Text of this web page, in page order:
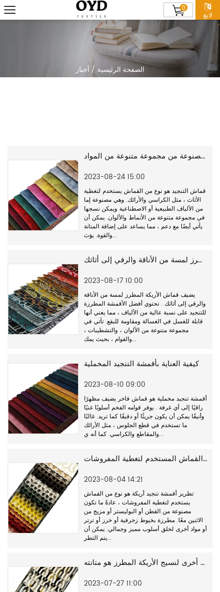
لانغ
0
الصفحة الرئيسية / أخبار
أقمشة المفروشات المنسوجة مصنوعة من مجموعة متنوعة من المواد
2023-08-24 15:00
قماش التنجيد هو نوع من القماش يستخدم لتغطية
الأثاث ، مثل الكراسي والأرائك. وهي مصنوعة إما
من الألياف الطبيعية أو الاصطناعية ويمكن نسجها
في مجموعة متنوعة من الأنماط والألوان. يمكن أن
يأتي أيضًا مع دعم ، مما يساعد على إضافة المتانة
والقوة. يؤث...
يضيف قماش الأريكة المطرز لمسة من الأناقة والرقي إلى أثاثك
2023-08-17 10:00
يضيف قماش الأريكة المطرز لمسة من الأناقة
والرقي إلى أثاثك . تحتوي أفضل الأقمشة المطرزة
للتنجيد على نسبة عالية من الألياف ، مما يعني أنها
قابلة للغسل في الغسالة ومقاومة للبقع. تأتي في
مجموعة متنوعة من الألوان ، والتشطيبات ،
والقوام ، بحيث يمك...
كيفية العناية بأقمشة التنجيد المخملية
2023-08-10 09:00
أقمشة تنجيد مخملية هو قماش فاخر يضيف مظهرًا
راقيًا إلى أي غرفة . يوفر قوامه الفخم أسلوبًا غنيًا
وأنيقًا يمكن أن يكون جريئًا أو دقيقًا كما تريد. غالبًا
ما تستخدم في قطع الجلوس ، مثل الأرائك
والمقاطع والكراسي. كما أنه ي...
نسيج أريكة التنجيد والتطريز هو نوع من القماش المستخدم لتغطية المفروشات
2023-08-04 14:21
تطريز أقمشة تنجيد أريكة هو نوع من القماش
يستخدم لتغطية المفروشات ، عادةً ما تكون
مصنوعة من القطن أو البوليستر أو مزيج من
الاثنين معًا. مطرزة بخيوط زخرفية أو خرز أو ترتر
أو مواد أخرى لخلق أسلوب مميز وجمالي. يمكن أن
يتم التطر...
ميزة أخرى لنسيج الأريكة المطرز هو متانته
2023-07-27 11:00